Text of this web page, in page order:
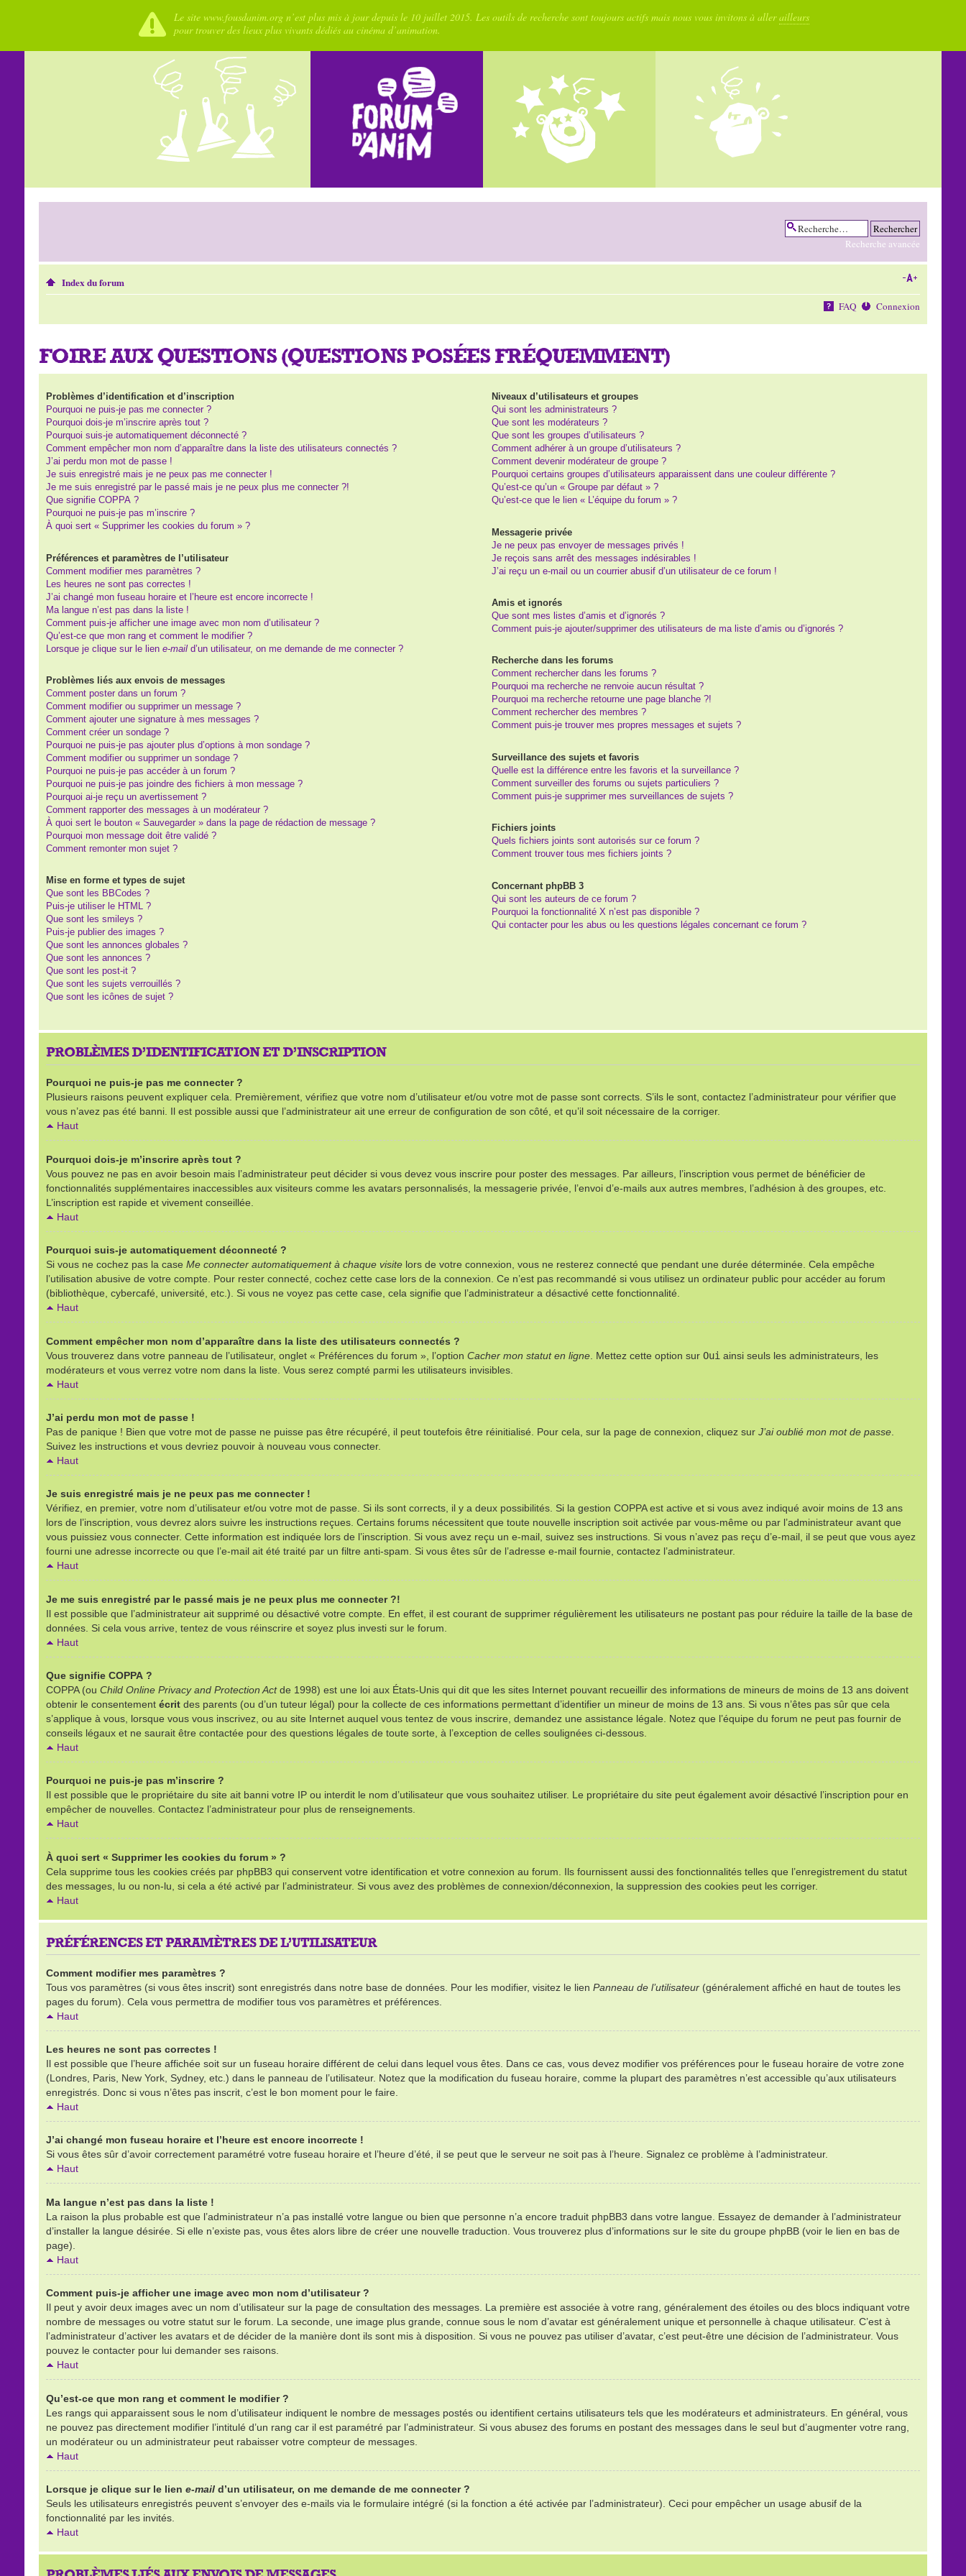
Le site www.fousdanim.org n’est plus mis à jour depuis le 10 juillet 2015. Les outils de recherche sont toujours actifs mais nous vous invitons à allerailleurs
pour trouver des lieux plus vivants dédiés au cinéma d’animation.
Recherche avancée
Index du forum
FAQ Connexion
FOIRE AUX QUESTIONS (QUESTIONS POSÉES FRÉQUEMMENT)
Problèmes d’identification et d’inscription
Pourquoi ne puis-je pas me connecter ?
Pourquoi dois-je m’inscrire après tout ?
Pourquoi suis-je automatiquement déconnecté ?
Comment empêcher mon nom d’apparaître dans la liste des utilisateurs connectés ?
J’ai perdu mon mot de passe !
Je suis enregistré mais je ne peux pas me connecter !
Je me suis enregistré par le passé mais je ne peux plus me connecter ?!
Que signifie COPPA ?
Pourquoi ne puis-je pas m’inscrire ?
À quoi sert « Supprimer les cookies du forum » ?
Préférences et paramètres de l’utilisateur
Comment modifier mes paramètres ?
Les heures ne sont pas correctes !
J’ai changé mon fuseau horaire et l’heure est encore incorrecte !
Ma langue n’est pas dans la liste !
Comment puis-je afficher une image avec mon nom d’utilisateur ?
Qu’est-ce que mon rang et comment le modifier ?
Lorsque je clique sur le lien e-maild’un utilisateur, on me demande de me connecter ?
Problèmes liés aux envois de messages
Comment poster dans un forum ?
Comment modifier ou supprimer un message ?
Comment ajouter une signature à mes messages ?
Comment créer un sondage ?
Pourquoi ne puis-je pas ajouter plus d’options à mon sondage ?
Comment modifier ou supprimer un sondage ?
Pourquoi ne puis-je pas accéder à un forum ?
Pourquoi ne puis-je pas joindre des fichiers à mon message ?
Pourquoi ai-je reçu un avertissement ?
Comment rapporter des messages à un modérateur ?
À quoi sert le bouton « Sauvegarder » dans la page de rédaction de message ?
Pourquoi mon message doit être validé ?
Comment remonter mon sujet ?
Mise en forme et types de sujet
Que sont les BBCodes ?
Puis-je utiliser le HTML ?
Que sont les smileys ?
Puis-je publier des images ?
Que sont les annonces globales ?
Que sont les annonces ?
Que sont les post-it ?
Que sont les sujets verrouillés ?
Que sont les icônes de sujet ?
Niveaux d’utilisateurs et groupes
Qui sont les administrateurs ?
Que sont les modérateurs ?
Que sont les groupes d’utilisateurs ?
Comment adhérer à un groupe d’utilisateurs ?
Comment devenir modérateur de groupe ?
Pourquoi certains groupes d’utilisateurs apparaissent dans une couleur différente ?
Qu’est-ce qu’un « Groupe par défaut » ?
Qu’est-ce que le lien « L’équipe du forum » ?
Messagerie privée
Je ne peux pas envoyer de messages privés !
Je reçois sans arrêt des messages indésirables !
J’ai reçu un e-mail ou un courrier abusif d’un utilisateur de ce forum !
Amis et ignorés
Que sont mes listes d’amis et d’ignorés ?
Comment puis-je ajouter/supprimer des utilisateurs de ma liste d’amis ou d’ignorés ?
Recherche dans les forums
Comment rechercher dans les forums ?
Pourquoi ma recherche ne renvoie aucun résultat ?
Pourquoi ma recherche retourne une page blanche ?!
Comment rechercher des membres ?
Comment puis-je trouver mes propres messages et sujets ?
Surveillance des sujets et favoris
Quelle est la différence entre les favoris et la surveillance ?
Comment surveiller des forums ou sujets particuliers ?
Comment puis-je supprimer mes surveillances de sujets ?
Fichiers joints
Quels fichiers joints sont autorisés sur ce forum ?
Comment trouver tous mes fichiers joints ?
Concernant phpBB 3
Qui sont les auteurs de ce forum ?
Pourquoi la fonctionnalité X n’est pas disponible ?
Qui contacter pour les abus ou les questions légales concernant ce forum ?
PROBLÈMES D’IDENTIFICATION ET D’INSCRIPTION
Pourquoi ne puis-je pas me connecter ?
Plusieurs raisons peuvent expliquer cela. Premièrement, vérifiez que votre nom d’utilisateur et/ou votre mot de passe sont corrects. S’ils le sont, contactez l’administrateur pour vérifier que
vous n’avez pas été banni. Il est possible aussi que l’administrateur ait une erreur de configuration de son côté, et qu’il soit nécessaire de la corriger.
Haut
Pourquoi dois-je m’inscrire après tout ?
Vous pouvez ne pas en avoir besoin mais l’administrateur peut décider si vous devez vous inscrire pour poster des messages. Par ailleurs, l’inscription vous permet de bénéficier de
fonctionnalités supplémentaires inaccessibles aux visiteurs comme les avatars personnalisés, la messagerie privée, l’envoi d’e-mails aux autres membres, l’adhésion à des groupes, etc.
L’inscription est rapide et vivement conseillée.
Haut
Pourquoi suis-je automatiquement déconnecté ?
Si vous ne cochez pas la case Me connecter automatiquement à chaque visitelors de votre connexion, vous ne resterez connecté que pendant une durée déterminée. Cela empêche
l’utilisation abusive de votre compte. Pour rester connecté, cochez cette case lors de la connexion. Ce n’est pas recommandé si vous utilisez un ordinateur public pour accéder au forum
(bibliothèque, cybercafé, université, etc.). Si vous ne voyez pas cette case, cela signifie que l’administrateur a désactivé cette fonctionnalité.
Haut
Comment empêcher mon nom d’apparaître dans la liste des utilisateurs connectés ?
Vous trouverez dans votre panneau de l’utilisateur, onglet « Préférences du forum », l’option Cacher mon statut en ligne. Mettez cette option sur Oui ainsi seuls les administrateurs, les
modérateurs et vous verrez votre nom dans la liste. Vous serez compté parmi les utilisateurs invisibles.
Haut
J’ai perdu mon mot de passe !
Pas de panique ! Bien que votre mot de passe ne puisse pas être récupéré, il peut toutefois être réinitialisé. Pour cela, sur la page de connexion, cliquez sur J’ai oublié mon mot de passe.
Suivez les instructions et vous devriez pouvoir à nouveau vous connecter.
Haut
Je suis enregistré mais je ne peux pas me connecter !
Vérifiez, en premier, votre nom d’utilisateur et/ou votre mot de passe. Si ils sont corrects, il y a deux possibilités. Si la gestion COPPA est active et si vous avez indiqué avoir moins de 13 ans
lors de l’inscription, vous devrez alors suivre les instructions reçues. Certains forums nécessitent que toute nouvelle inscription soit activée par vous-même ou par l’administrateur avant que
vous puissiez vous connecter. Cette information est indiquée lors de l’inscription. Si vous avez reçu un e-mail, suivez ses instructions. Si vous n’avez pas reçu d’e-mail, il se peut que vous ayez
fourni une adresse incorrecte ou que l’e-mail ait été traité par un filtre anti-spam. Si vous êtes sûr de l’adresse e-mail fournie, contactez l’administrateur.
Haut
Je me suis enregistré par le passé mais je ne peux plus me connecter ?!
Il est possible que l’administrateur ait supprimé ou désactivé votre compte. En effet, il est courant de supprimer régulièrement les utilisateurs ne postant pas pour réduire la taille de la base de
données. Si cela vous arrive, tentez de vous réinscrire et soyez plus investi sur le forum.
Haut
Que signifie COPPA ?
COPPA (ou Child Online Privacy and Protection Actde 1998) est une loi aux États-Unis qui dit que les sites Internet pouvant recueillir des informations de mineurs de moins de 13 ans doivent
obtenir le consentement écritdes parents (ou d’un tuteur légal) pour la collecte de ces informations permettant d’identifier un mineur de moins de 13 ans. Si vous n’êtes pas sûr que cela
s’applique à vous, lorsque vous vous inscrivez, ou au site Internet auquel vous tentez de vous inscrire, demandez une assistance légale. Notez que l’équipe du forum ne peut pas fournir de
conseils légaux et ne saurait être contactée pour des questions légales de toute sorte, à l’exception de celles soulignées ci-dessous.
Haut
Pourquoi ne puis-je pas m’inscrire ?
Il est possible que le propriétaire du site ait banni votre IP ou interdit le nom d’utilisateur que vous souhaitez utiliser. Le propriétaire du site peut également avoir désactivé l’inscription pour en
empêcher de nouvelles. Contactez l’administrateur pour plus de renseignements.
Haut
À quoi sert « Supprimer les cookies du forum » ?
Cela supprime tous les cookies créés par phpBB3 qui conservent votre identification et votre connexion au forum. Ils fournissent aussi des fonctionnalités telles que l’enregistrement du statut
des messages, lu ou non-lu, si cela a été activé par l’administrateur. Si vous avez des problèmes de connexion/déconnexion, la suppression des cookies peut les corriger.
Haut
PRÉFÉRENCES ET PARAMÈTRES DE L’UTILISATEUR
Comment modifier mes paramètres ?
Tous vos paramètres (si vous êtes inscrit) sont enregistrés dans notre base de données. Pour les modifier, visitez le lien Panneau de l’utilisateur(généralement affiché en haut de toutes les
pages du forum). Cela vous permettra de modifier tous vos paramètres et préférences.
Haut
Les heures ne sont pas correctes !
Il est possible que l’heure affichée soit sur un fuseau horaire différent de celui dans lequel vous êtes. Dans ce cas, vous devez modifier vos préférences pour le fuseau horaire de votre zone
(Londres, Paris, New York, Sydney, etc.) dans le panneau de l’utilisateur. Notez que la modification du fuseau horaire, comme la plupart des paramètres n’est accessible qu’aux utilisateurs
enregistrés. Donc si vous n’êtes pas inscrit, c’est le bon moment pour le faire.
Haut
J’ai changé mon fuseau horaire et l’heure est encore incorrecte !
Si vous êtes sûr d’avoir correctement paramétré votre fuseau horaire et l’heure d’été, il se peut que le serveur ne soit pas à l’heure. Signalez ce problème à l’administrateur.
Haut
Ma langue n’est pas dans la liste !
La raison la plus probable est que l’administrateur n’a pas installé votre langue ou bien que personne n’a encore traduit phpBB3 dans votre langue. Essayez de demander à l’administrateur
d’installer la langue désirée. Si elle n’existe pas, vous êtes alors libre de créer une nouvelle traduction. Vous trouverez plus d’informations sur le site du groupe phpBB (voir le lien en bas de
page).
Haut
Comment puis-je afficher une image avec mon nom d’utilisateur ?
Il peut y avoir deux images avec un nom d’utilisateur sur la page de consultation des messages. La première est associée à votre rang, généralement des étoiles ou des blocs indiquant votre
nombre de messages ou votre statut sur le forum. La seconde, une image plus grande, connue sous le nom d’avatar est généralement unique et personnelle à chaque utilisateur. C’est à
l’administrateur d’activer les avatars et de décider de la manière dont ils sont mis à disposition. Si vous ne pouvez pas utiliser d’avatar, c’est peut-être une décision de l’administrateur. Vous
pouvez le contacter pour lui demander ses raisons.
Haut
Qu’est-ce que mon rang et comment le modifier ?
Les rangs qui apparaissent sous le nom d’utilisateur indiquent le nombre de messages postés ou identifient certains utilisateurs tels que les modérateurs et administrateurs. En général, vous
ne pouvez pas directement modifier l’intitulé d’un rang car il est paramétré par l’administrateur. Si vous abusez des forums en postant des messages dans le seul but d’augmenter votre rang,
un modérateur ou un administrateur peut rabaisser votre compteur de messages.
Haut
Lorsque je clique sur le lien e-maild’un utilisateur, on me demande de me connecter ?
Seuls les utilisateurs enregistrés peuvent s’envoyer des e-mails via le formulaire intégré (si la fonction a été activée par l’administrateur). Ceci pour empêcher un usage abusif de la
fonctionnalité par les invités.
Haut